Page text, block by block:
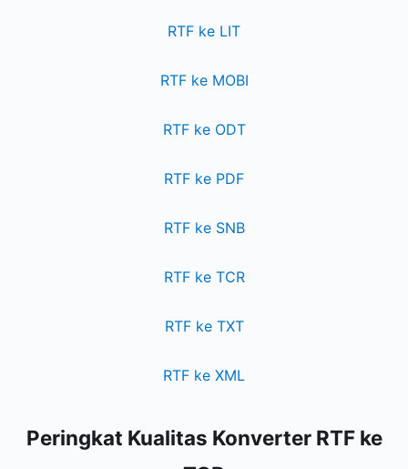
RTF ke LIT
RTF ke MOBI
RTF ke ODT
RTF ke PDF
RTF ke SNB
RTF ke TCR
RTF ke TXT
RTF ke XML
Peringkat Kualitas Konverter RTF ke